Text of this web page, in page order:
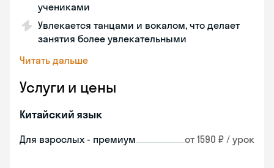
учениками
Увлекается танцами и вокалом, что делает
занятия более увлекательными
Читать дальше
Услуги и цены
Китайский язык
Для взрослых - премиум от 1590 ₽ / урок